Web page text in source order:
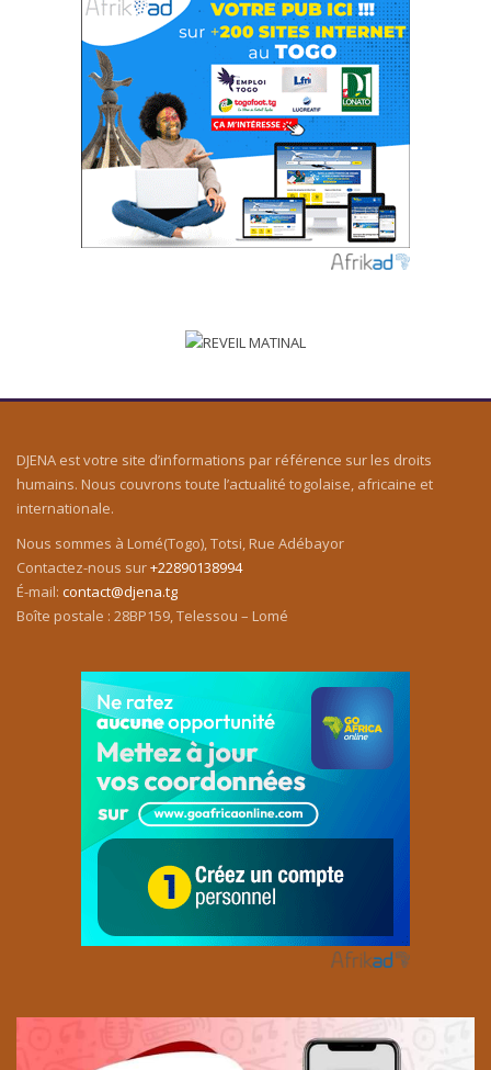
DJENA est votre site d’informations par référence sur les droits
humains. Nous couvrons toute l’actualité togolaise, africaine et
internationale.
Nous sommes à Lomé(Togo), Totsi, Rue Adébayor
Contactez-nous sur+22890138994
É-mail: contact@djena.tg
Boîte postale : 28BP159, Telessou – Lomé